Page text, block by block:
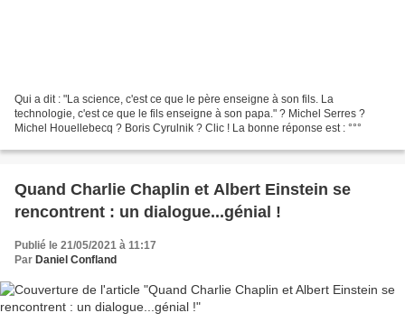
Qui a dit : "La science, c'est ce que le père enseigne à son fils. La
technologie, c'est ce que le fils enseigne à son papa." ? Michel Serres ?
Michel Houellebecq ? Boris Cyrulnik ? Clic ! La bonne réponse est : °°°
Quand Charlie Chaplin et Albert Einstein se
rencontrent : un dialogue...génial !
Publié le 21/05/2021 à 11:17
Par Daniel Confland